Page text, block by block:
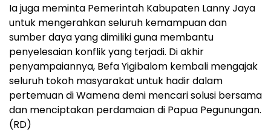
Ia juga meminta Pemerintah Kabupaten Lanny Jaya
untuk mengerahkan seluruh kemampuan dan
sumber daya yang dimiliki guna membantu
penyelesaian konflik yang terjadi. Di akhir
penyampaiannya, Befa Yigibalom kembali mengajak
seluruh tokoh masyarakat untuk hadir dalam
pertemuan di Wamena demi mencari solusi bersama
dan menciptakan perdamaian di Papua Pegunungan.
(RD)